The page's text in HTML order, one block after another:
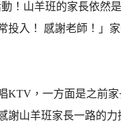
！山羊班的家長依然
入！ 感謝老師！」
KTV，一方面是之前
山羊班家長一路的